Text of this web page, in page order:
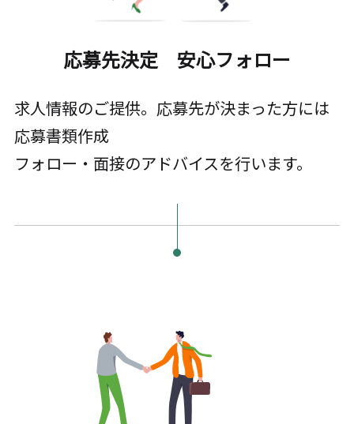
応募先決定 安心フォロー
求人情報のご提供。応募先が決まった方には
応募書類作成
フォロー・面接のアドバイスを行います。